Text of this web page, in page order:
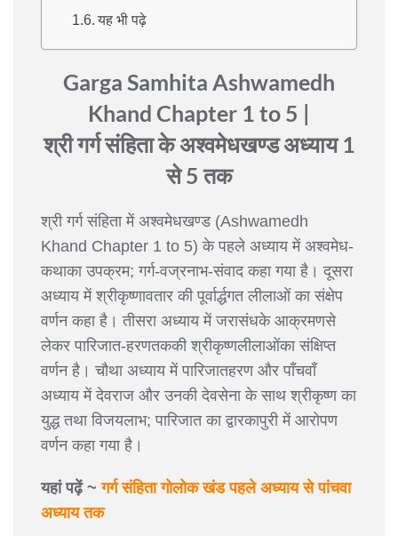
यह भी पढ़े
Garga Samhita Ashwamedh
Khand Chapter 1 to 5 |
श्री गर्ग संहिता के अश्वमेधखण्ड अध्याय 1
से 5 तक
श्री गर्ग संहिता में अश्वमेधखण्ड (Ashwamedh
Khand Chapter 1 to 5) के पहले अध्याय में अश्वमेध-
कथाका उपक्रम; गर्ग-वज्रनाभ-संवाद कहा गया है। दूसरा
अध्याय में श्रीकृष्णावतार की पूर्वार्द्धगत लीलाओं का संक्षेप
वर्णन कहा है। तीसरा अध्याय में जरासंधके आक्रमणसे
लेकर पारिजात-हरणतककी श्रीकृष्णलीलाओंका संक्षिप्त
वर्णन है। चौथा अध्याय में पारिजातहरण और पाँचवाँ
अध्याय में देवराज और उनकी देवसेना के साथ श्रीकृष्ण का
युद्ध तथा विजयलाभ; पारिजात का द्वारकापुरी में आरोपण
वर्णन कहा गया है।
यहां पढ़ें ~गर्ग संहिता गोलोक खंड पहले अध्याय से पांचवा
अध्याय तक